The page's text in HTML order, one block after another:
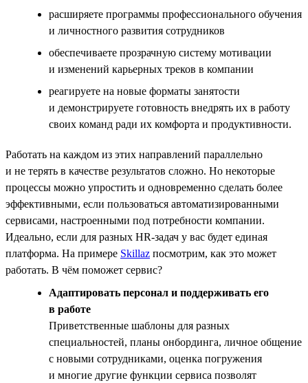
расширяете программы профессионального обучения
и личностного развития сотрудников
обеспечиваете прозрачную систему мотивации
и изменений карьерных треков в компании
реагируете на новые форматы занятости
и демонстрируете готовность внедрять их в работу
своих команд ради их комфорта и продуктивности.
Работать на каждом из этих направлений параллельно
и не терять в качестве результатов сложно. Но некоторые
процессы можно упростить и одновременно сделать более
эффективными, если пользоваться автоматизированными
сервисами, настроенными под потребности компании.
Идеально, если для разных HR-задач у вас будет единая
платформа. На примере Skillaz посмотрим, как это может
работать. В чём поможет сервис?
Адаптировать персонал и поддерживать его
в работе
Приветственные шаблоны для разных
специальностей, планы онбординга, личное общение
с новыми сотрудниками, оценка погружения
и многие другие функции сервиса позволят